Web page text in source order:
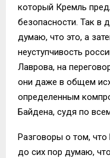
который Кремль
безопасности. Так в
думаю, что это, а
неуступчивость
Лаврова, на
они даже в общем
определенным
Байдена, судя по
Разговоры о том, что
до сих пор думаю,